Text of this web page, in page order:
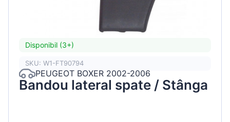
Disponibil (3+)
SKU: W1-FT90794
PEUGEOT BOXER 2002-2006
Bandou lateral spate / Stânga